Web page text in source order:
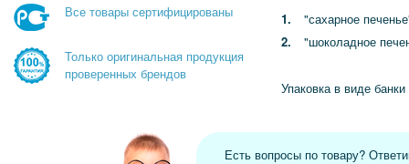
Все товары сертифицированы
Только оригинальная продукция
проверенных брендов
"сахарное
"шоколадное
Упаковка в виде
Есть вопросы по товару?